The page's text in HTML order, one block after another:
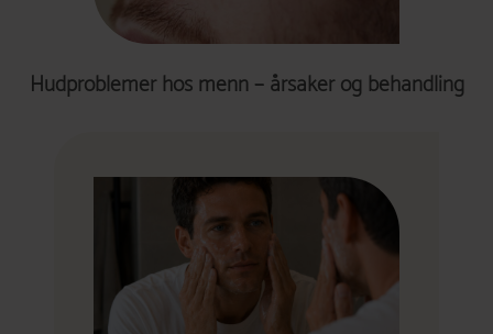
Hudproblemer hos menn – årsaker og behandling